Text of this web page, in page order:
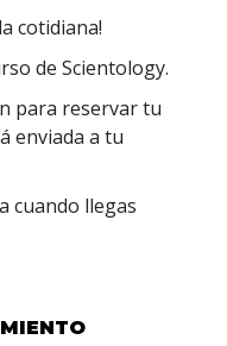
cotidiana!
de Scientology.
para reservar tu
enviada a tu
cuando llegas